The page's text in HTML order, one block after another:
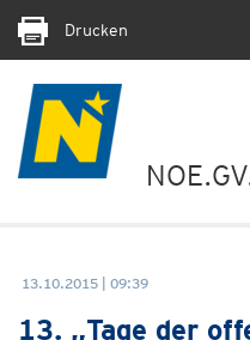
Drucken
13.10.2015 | 09:39
13. „Tage der